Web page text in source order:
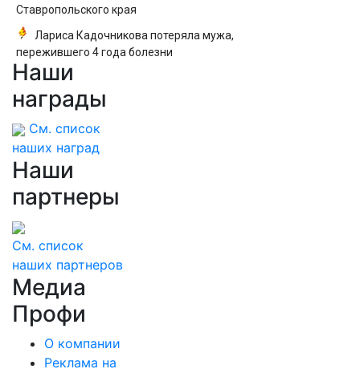
Ставропольского края
Лариса Кадочникова потеряла мужа,
пережившего 4 года болезни
Наши
награды
См. список
наших наград
Наши
партнеры
См. список
наших партнеров
Медиа
Профи
О компании
Реклама на